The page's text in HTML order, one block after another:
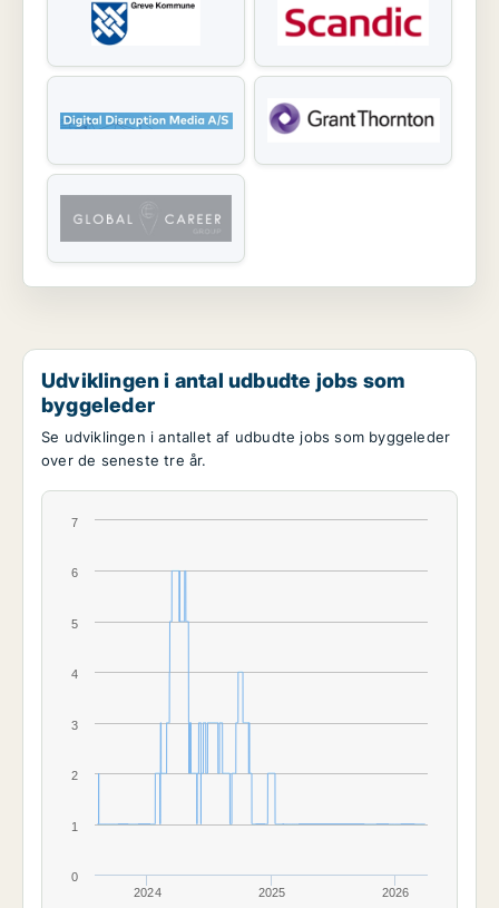
Udviklingen i antal udbudte jobs som
byggeleder
Se udviklingen i antallet af udbudte jobs som byggeleder
over de seneste tre år.
2024 2025 2026
0
1
2
3
4
5
6
7